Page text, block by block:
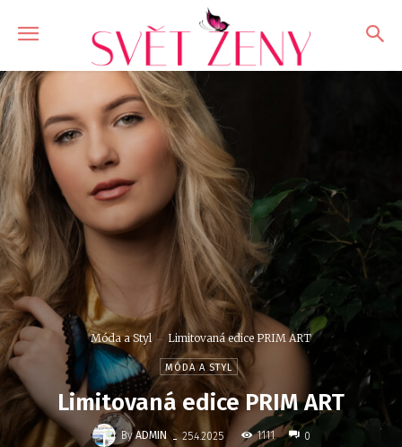
Móda a Styl Limitovaná edice PRIM ART
MÓDA A STYL
Limitovaná edice PRIM ART
By ADMIN - 25.4.2025 1111 0